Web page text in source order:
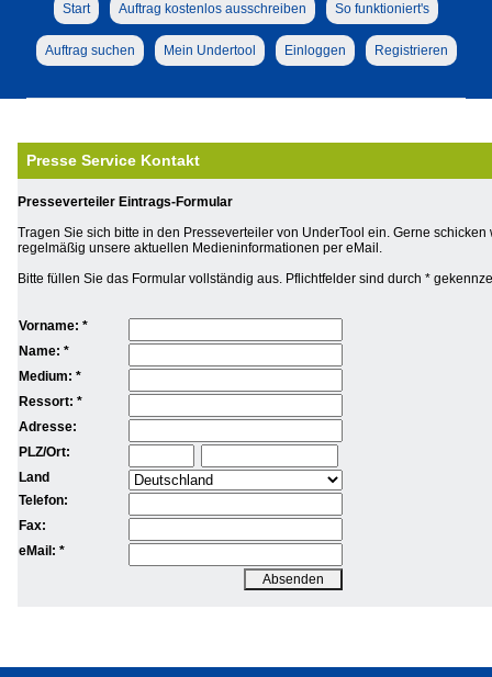
Start Auftrag kostenlos ausschreiben So funktioniert's
Auftrag suchen Mein Undertool Einloggen Registrieren
Presse Service Kontakt
Presseverteiler Eintrags-Formular
Tragen Sie sich bitte in den Presseverteiler von UnderTool ein. Gerne schicken
regelmäßig unsere aktuellen Medieninformationen per eMail.
Bitte füllen Sie das Formular vollständig aus. Pflichtfelder sind durch *
Vorname: *
Name: *
Medium: *
Ressort: *
Adresse:
PLZ/Ort:
Land
Telefon:
Fax:
eMail: *
Absenden